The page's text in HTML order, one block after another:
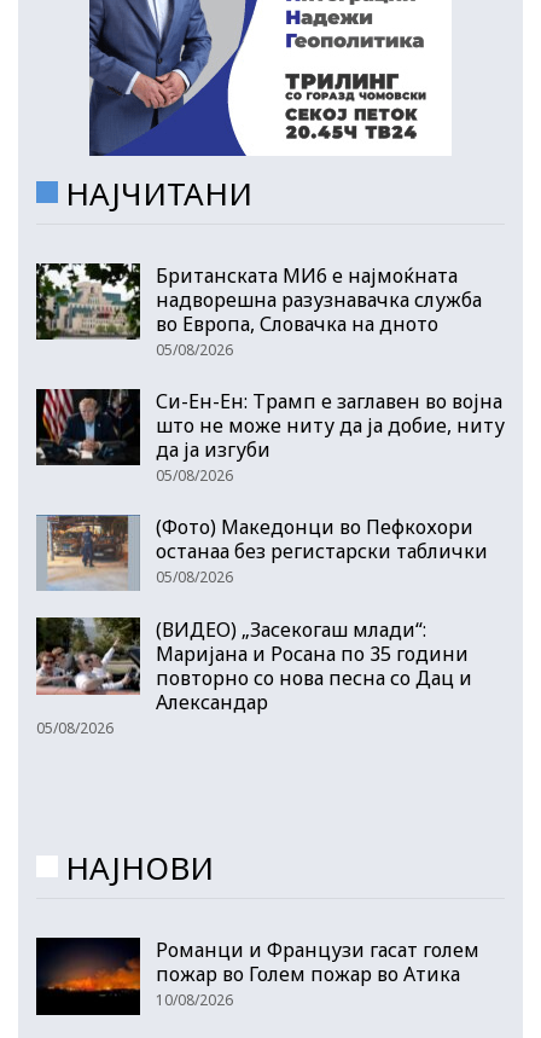
НАЈЧИТАНИ
Британската МИ6 е најмоќната
надворешна разузнавачка служба
во Европа, Словачка на дното
05/08/2026
Си-Ен-Ен: Трамп е заглавен во војна
што не може ниту да ја добие, ниту
да ја изгуби
05/08/2026
(Фото) Македонци во Пефкохори
останаа без регистарски таблички
05/08/2026
(ВИДЕО) „Засекогаш млади“:
Маријана и Росана по 35 години
повторно со нова песна со Дац и
Александар
05/08/2026
НАЈНОВИ
Романци и Французи гасат голем
пожар во Голем пожар во Атика
10/08/2026